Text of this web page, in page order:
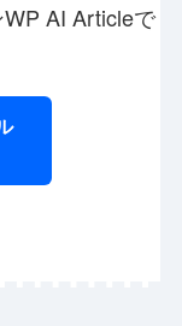
AI Articleで